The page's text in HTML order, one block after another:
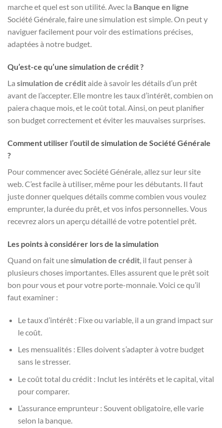
marche et quel est son utilité. Avec la Banque en ligne
Société Générale, faire une simulation est simple. On peut y
naviguer facilement pour voir des estimations précises,
adaptées à notre budget.
Qu’est-ce qu’une simulation de crédit ?
La simulation de créditaide à savoir les détails d’un prêt
avant de l’accepter. Elle montre les taux d’intérêt, combien on
paiera chaque mois, et le coût total. Ainsi, on peut planifier
son budget correctement et éviter les mauvaises surprises.
Comment utiliser l’outil de simulation de Société Générale
?
Pour commencer avec Société Générale, allez sur leur site
web. C’est facile à utiliser, même pour les débutants. Il faut
juste donner quelques détails comme combien vous voulez
emprunter, la durée du prêt, et vos infos personnelles. Vous
recevrez alors un aperçu détaillé de votre potentiel prêt.
Les points à considérer lors de la simulation
Quand on fait unesimulation de crédit , il faut penser à
plusieurs choses importantes. Elles assurent que le prêt soit
bon pour vous et pour votre porte-monnaie. Voici ce qu’il
faut examiner :
Le taux d’intérêt : Fixe ou variable, il a un grand impact sur
le coût.
Les mensualités : Elles doivent s’adapter à votre budget
sans le stresser.
Le coût total du crédit : Inclut les intérêts et le capital, vital
pour comparer.
L’assurance emprunteur : Souvent obligatoire, elle varie
selon la banque.